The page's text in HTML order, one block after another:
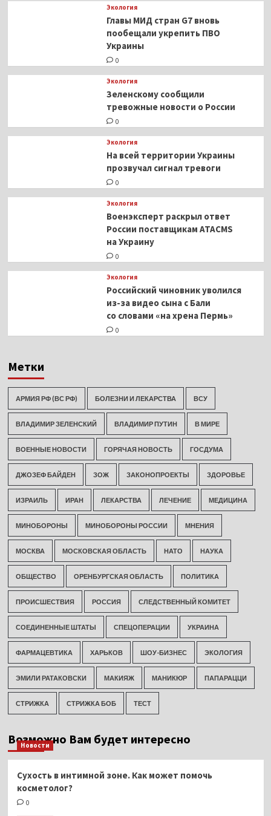
Экология
Главы МИД стран G7 вновь
пообещали укрепить ПВО
Украины
0
Экология
Зеленскому сообщили
тревожные новости о России
0
Экология
На всей территории Украины
прозвучал сигнал тревоги
0
Экология
Военэксперт раскрыл ответ
России поставщикам ATACMS
на Украину
0
Экология
Российский чиновник уволился
из-за видео сына с Бали
со словами «на хрена Пермь»
0
Метки
АРМИЯ РФ (ВС РФ) БОЛЕЗНИ И ЛЕКАРСТВА ВСУ
ВЛАДИМИР ЗЕЛЕНСКИЙ ВЛАДИМИР ПУТИН В МИРЕ
ВОЕННЫЕ НОВОСТИ ГОРЯЧАЯ НОВОСТЬ ГОСДУМА
ДЖОЗЕФ БАЙДЕН ЗОЖ ЗАКОНОПРОЕКТЫ ЗДОРОВЬЕ
ИЗРАИЛЬ ИРАН ЛЕКАРСТВА ЛЕЧЕНИЕ МЕДИЦИНА
МИНОБОРОНЫ МИНОБОРОНЫ РОССИИ МНЕНИЯ
МОСКВА МОСКОВСКАЯ ОБЛАСТЬ НАТО НАУКА
ОБЩЕСТВО ОРЕНБУРГСКАЯ ОБЛАСТЬ ПОЛИТИКА
ПРОИСШЕСТВИЯ РОССИЯ СЛЕДСТВЕННЫЙ КОМИТЕТ
СОЕДИНЕННЫЕ ШТАТЫ СПЕЦОПЕРАЦИИ УКРАИНА
ФАРМАЦЕВТИКА ХАРЬКОВ ШОУ-БИЗНЕС ЭКОЛОГИЯ
ЭМИЛИ РАТАКОВСКИ МАКИЯЖ МАНИКЮР ПАПАРАЦЦИ
СТРИЖКА СТРИЖКА БОБ ТЕСТ
Возможно Вам будет интересно
Новости
Сухость в интимной зоне. Как может помочь
косметолог?
0